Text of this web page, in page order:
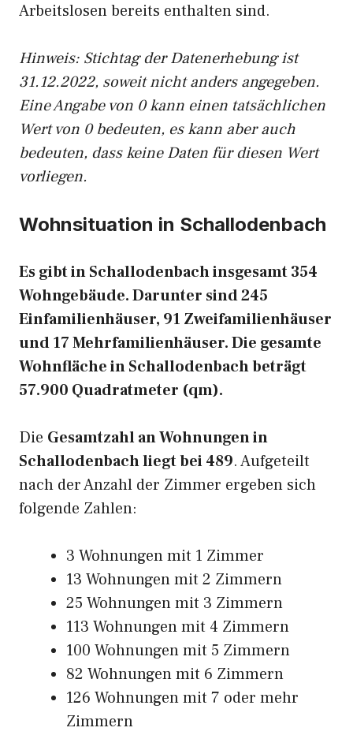
Arbeitslosen bereits enthalten sind.
Hinweis: Stichtag der Datenerhebung ist
31.12.2022, soweit nicht anders angegeben.
Eine Angabe von 0 kann einen tatsächlichen
Wert von 0 bedeuten, es kann aber auch
bedeuten, dass keine Daten für diesen Wert
vorliegen.
Wohnsituation in Schallodenbach
Es gibt in Schallodenbach insgesamt 354
Wohngebäude. Darunter sind 245
Einfamilienhäuser, 91 Zweifamilienhäuser
und 17 Mehrfamilienhäuser. Die gesamte
Wohnfläche in Schallodenbach beträgt
57.900 Quadratmeter (qm).
Die Gesamtzahl an Wohnungen in
Schallodenbach liegt bei 489. Aufgeteilt
nach der Anzahl der Zimmer ergeben sich
folgende Zahlen:
3 Wohnungen mit 1 Zimmer
13 Wohnungen mit 2 Zimmern
25 Wohnungen mit 3 Zimmern
113 Wohnungen mit 4 Zimmern
100 Wohnungen mit 5 Zimmern
82 Wohnungen mit 6 Zimmern
126 Wohnungen mit 7 oder mehr
Zimmern